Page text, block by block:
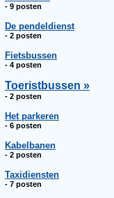
- 9 posten
De pendeldienst
- 2 posten
Fietsbussen
- 4 posten
Toeristbussen »
- 2 posten
Het parkeren
- 6 posten
Kabelbanen
- 2 posten
Taxidiensten
- 7 posten